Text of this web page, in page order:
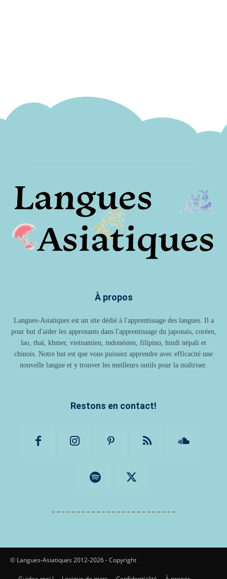
À propos
Langues-Asiatiques est un site dédié à l'apprentissage des langues. Il a
pour but d'aider les apprenants dans l'apprentissage du japonais, coréen,
lao, thaï, khmer, vietnamien, indonésien, filipino, hindi népali et
chinois. Notre but est que vous puissiez apprendre avec efficacité une
nouvelle langue et y trouver les meilleurs outils pour la maîtriser.
Restons en contact!
© Langues-Asiatiques 2012-2026 - Copyright